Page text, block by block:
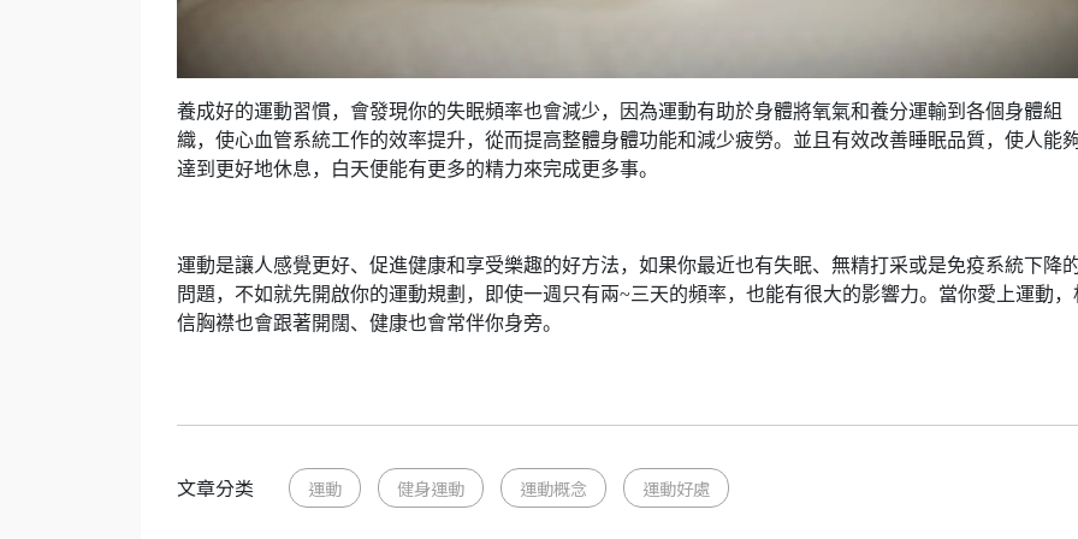
養成好的運動習慣，會發現你的失眠頻率也會減少，因為運動有助於身體將氧氣和養分運輸到各個身體組
織，使心血管系統工作的效率提升，從而提高整體身體功能和減少疲勞。並且有效改善睡眠品質，使人能
達到更好地休息，白天便能有更多的精力來完成更多事。
運動是讓人感覺更好、促進健康和享受樂趣的好方法，如果你最近也有失眠、無精打采或是免疫系統下降
問題，不如就先開啟你的運動規劃，即使一週只有兩~三天的頻率，也能有很大的影響力。當你愛上運動，
信胸襟也會跟著開闊、健康也會常伴你身旁。
文章分类 運動 健身運動 運動概念 運動好處